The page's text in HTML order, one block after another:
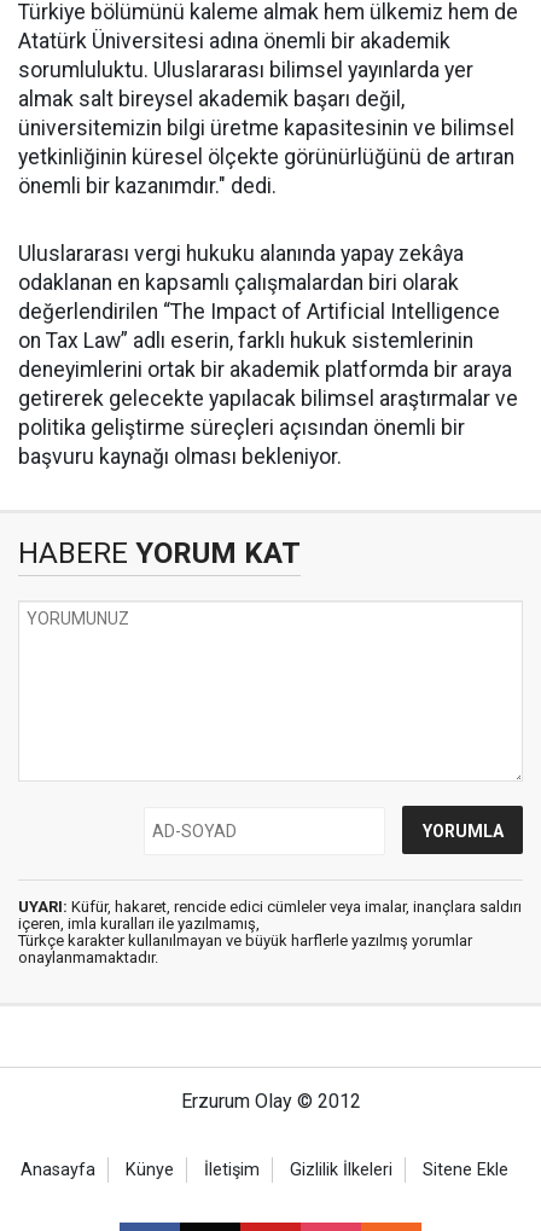
Türkiye bölümünü kaleme almak hem ülkemiz hem de
Atatürk Üniversitesi adına önemli bir akademik
sorumluluktu. Uluslararası bilimsel yayınlarda yer
almak salt bireysel akademik başarı değil,
üniversitemizin bilgi üretme kapasitesinin ve bilimsel
yetkinliğinin küresel ölçekte görünürlüğünü de artıran
önemli bir kazanımdır." dedi.
Uluslararası vergi hukuku alanında yapay zekâya
odaklanan en kapsamlı çalışmalardan biri olarak
değerlendirilen “The Impact of Artificial Intelligence
on Tax Law” adlı eserin, farklı hukuk sistemlerinin
deneyimlerini ortak bir akademik platformda bir araya
getirerek gelecekte yapılacak bilimsel araştırmalar ve
politika geliştirme süreçleri açısından önemli bir
başvuru kaynağı olması bekleniyor.
HABERE YORUM KAT
UYARI: Küfür, hakaret, rencide edici cümleler veya imalar, inançlara saldırı
içeren, imla kuralları ile yazılmamış,
Türkçe karakter kullanılmayan ve büyük harflerle yazılmış yorumlar
onaylanmamaktadır.
Erzurum Olay © 2012
Anasayfa Künye İletişim Gizlilik İlkeleri Sitene Ekle